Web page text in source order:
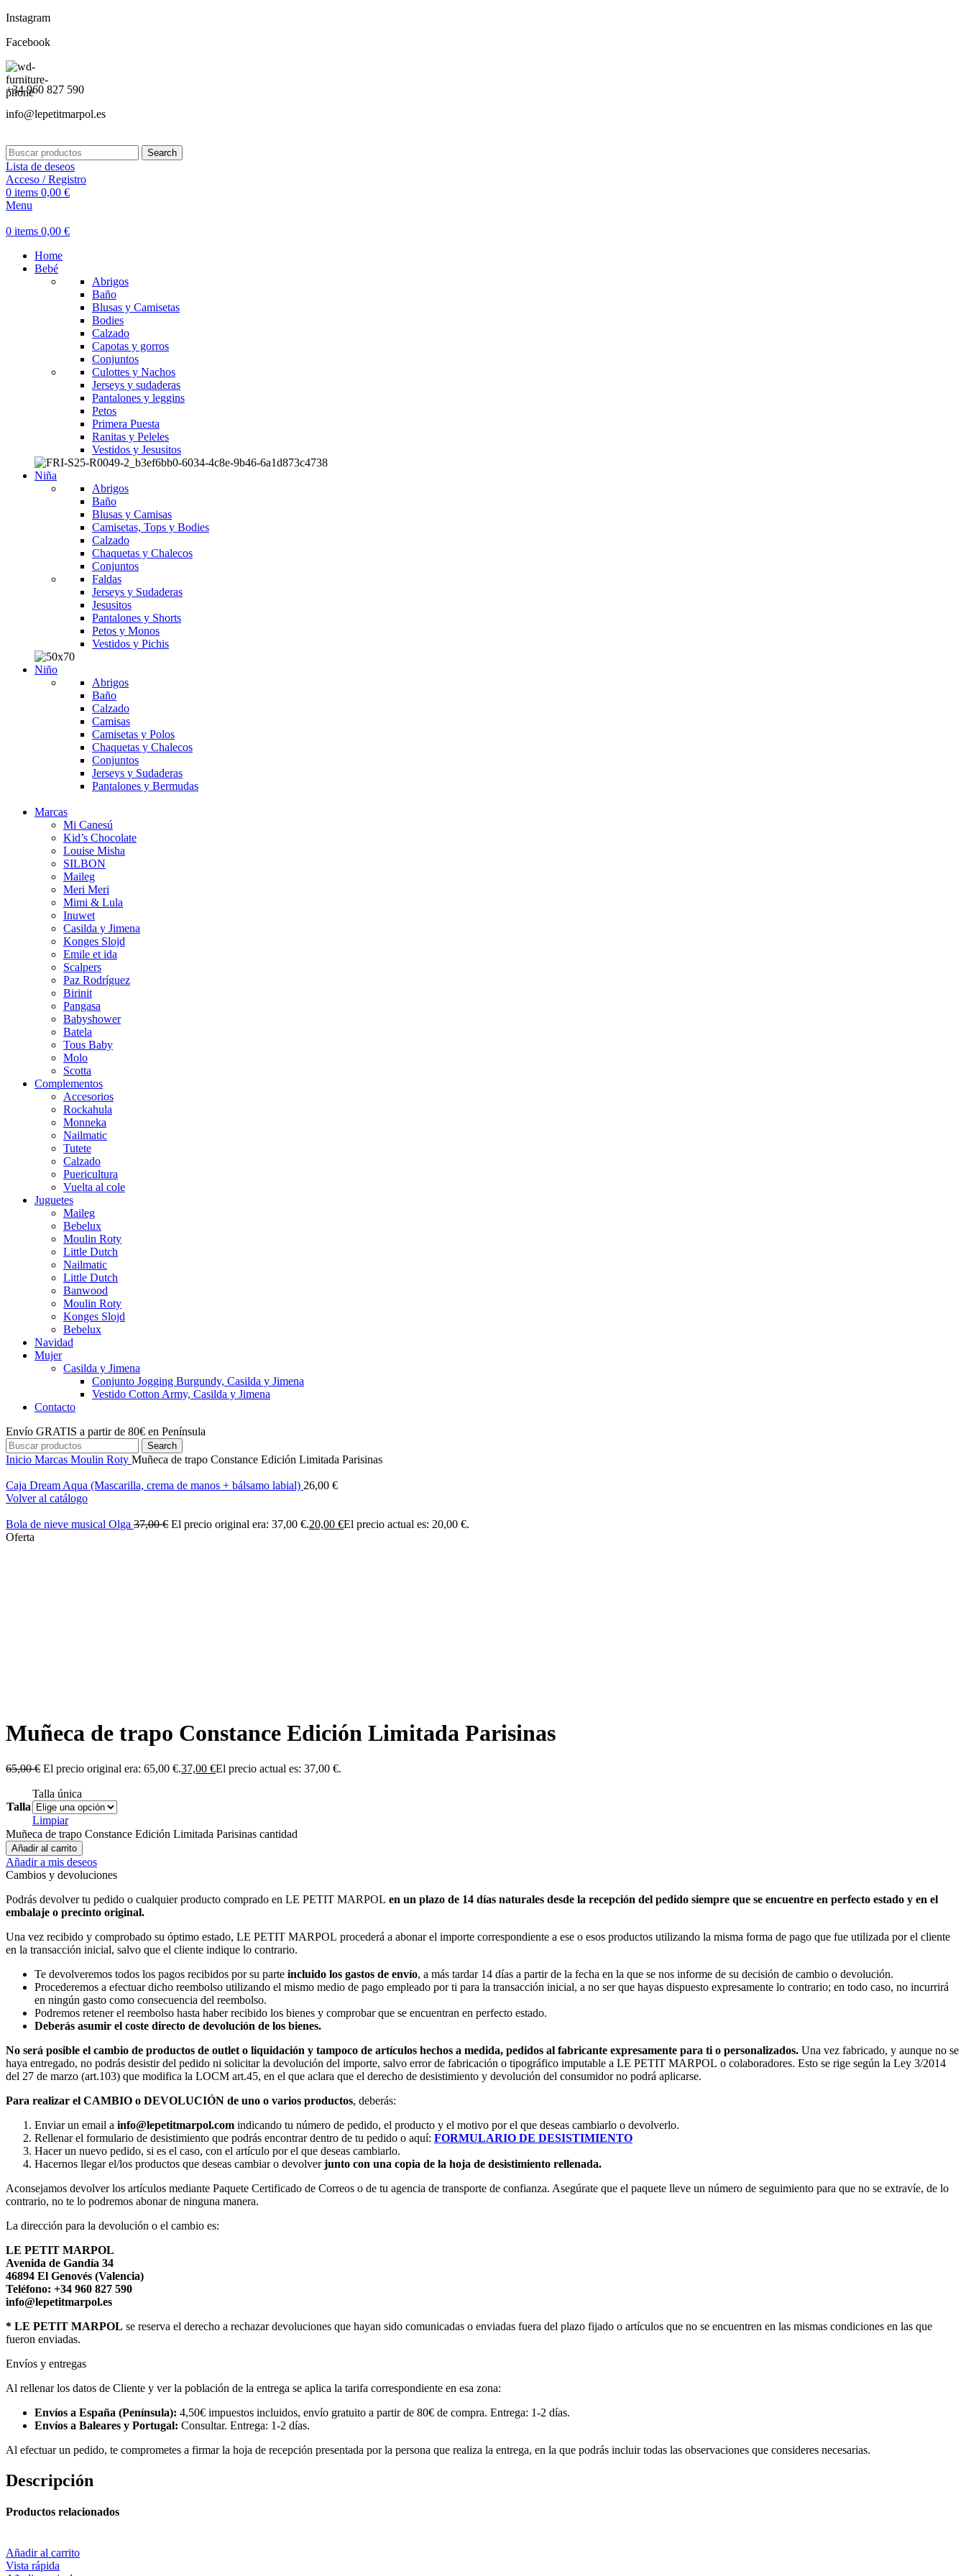
Instagram
Facebook
+34 960 827 590
info@lepetitmarpol.es
Search
Lista de deseos
Acceso / Registro
0 items 0,00 €
Menu
0 items 0,00 €
Home
Bebé
Abrigos
Baño
Blusas y Camisetas
Bodies
Calzado
Capotas y gorros
Conjuntos
Culottes y Nachos
Jerseys y sudaderas
Pantalones y leggins
Petos
Primera Puesta
Ranitas y Peleles
Vestidos y Jesusitos
Niña
Abrigos
Baño
Blusas y Camisas
Camisetas, Tops y Bodies
Calzado
Chaquetas y Chalecos
Conjuntos
Faldas
Jerseys y Sudaderas
Jesusitos
Pantalones y Shorts
Petos y Monos
Vestidos y Pichis
Niño
Abrigos
Baño
Calzado
Camisas
Camisetas y Polos
Chaquetas y Chalecos
Conjuntos
Jerseys y Sudaderas
Pantalones y Bermudas
Marcas
Mi Canesú
Kid’s Chocolate
Louise Misha
SILBON
Maileg
Meri Meri
Mimi & Lula
Inuwet
Casilda y Jimena
Konges Slojd
Emile et ida
Scalpers
Paz Rodríguez
Birinit
Pangasa
Babyshower
Batela
Tous Baby
Molo
Scotta
Complementos
Accesorios
Rockahula
Monneka
Nailmatic
Tutete
Calzado
Puericultura
Vuelta al cole
Juguetes
Maileg
Bebelux
Moulin Roty
Little Dutch
Nailmatic
Little Dutch
Banwood
Moulin Roty
Konges Slojd
Bebelux
Navidad
Mujer
Casilda y Jimena
Conjunto Jogging Burgundy, Casilda y Jimena
Vestido Cotton Army, Casilda y Jimena
Contacto
Envío GRATIS a partir de 80€ en Península
Search
Inicio Marcas Moulin Roty Muñeca de trapo Constance Edición Limitada Parisinas
Caja Dream Aqua (Mascarilla, crema de manos + bálsamo labial) 26,00 €
Volver al catálogo
Bola de nieve musical Olga 37,00€ El precio original era: 37,00 €.20,00 €El precio actual es: 20,00 €.
Oferta
Muñeca de trapo Constance Edición Limitada Parisinas
65,00€ El precio original era: 65,00 €.37,00 €El precio actual es: 37,00 €.
Talla
Talla única
Limpiar
Muñeca de trapo Constance Edición Limitada Parisinas cantidad
Añadir al carrito
Añadir a mis deseos
Cambios y devoluciones
Podrás devolver tu pedido o cualquier producto comprado en LE PETIT MARPOL en un plazo de 14 días naturales desde la recepción del pedido siempre que se encuentre en perfecto estado y en el
embalaje o precinto original.
Una vez recibido y comprobado su óptimo estado, LE PETIT MARPOL procederá a abonar el importe correspondiente a ese o esos productos utilizando la misma forma de pago que fue utilizada por el cliente
en la transacción inicial, salvo que el cliente indique lo contrario.
Te devolveremos todos los pagos recibidos por su parte incluido los gastos de envío, a más tardar 14 días a partir de la fecha en la que se nos informe de su decisión de cambio o devolución.
Procederemos a efectuar dicho reembolso utilizando el mismo medio de pago empleado por ti para la transacción inicial, a no ser que hayas dispuesto expresamente lo contrario; en todo caso, no incurrirá
en ningún gasto como consecuencia del reembolso.
Podremos retener el reembolso hasta haber recibido los bienes y comprobar que se encuentran en perfecto estado.
Deberás asumir el coste directo de devolución de los bienes.
No será posible el cambio de productos de outlet o liquidación y tampoco de artículos hechos a medida, pedidos al fabricante expresamente para ti o personalizados. Una vez fabricado, y aunque no se
haya entregado, no podrás desistir del pedido ni solicitar la devolución del importe, salvo error de fabricación o tipográfico imputable a LE PETIT MARPOL o colaboradores. Esto se rige según la Ley 3/2014
del 27 de marzo (art.103) que modifica la LOCM art.45, en el que aclara que el derecho de desistimiento y devolución del consumidor no podrá aplicarse.
Para realizar el CAMBIO o DEVOLUCIÓN de uno o varios productos, deberás:
Enviar un email a info@lepetitmarpol.com indicando tu número de pedido, el producto y el motivo por el que deseas cambiarlo o devolverlo.
Rellenar el formulario de desistimiento que podrás encontrar dentro de tu pedido o aquí: FORMULARIO DE DESISTIMIENTO
Hacer un nuevo pedido, si es el caso, con el artículo por el que deseas cambiarlo.
Hacernos llegar el/los productos que deseas cambiar o devolverjunto con una copia de la hoja de desistimiento rellenada.
Aconsejamos devolver los artículos mediante Paquete Certificado de Correos o de tu agencia de transporte de confianza. Asegúrate que el paquete lleve un número de seguimiento para que no se extravíe, de lo
contrario, no te lo podremos abonar de ninguna manera.
La dirección para la devolución o el cambio es:
LE PETIT MARPOL
Avenida de Gandía 34
46894 El Genovés (Valencia)
Teléfono: +34 960 827 590
info@lepetitmarpol.es
* LE PETIT MARPOL se reserva el derecho a rechazar devoluciones que hayan sido comunicadas o enviadas fuera del plazo fijado o artículos que no se encuentren en las mismas condiciones en las que
fueron enviadas.
Envíos y entregas
Al rellenar los datos de Cliente y ver la población de la entrega se aplica la tarifa correspondiente en esa zona:
Envíos a España (Península): 4,50€ impuestos incluidos, envío gratuito a partir de 80€ de compra. Entrega: 1-2 días.
Envíos a Baleares y Portugal: Consultar. Entrega: 1-2 días.
Al efectuar un pedido, te comprometes a firmar la hoja de recepción presentada por la persona que realiza la entrega, en la que podrás incluir todas las observaciones que consideres necesarias.
Descripción
Productos relacionados
Añadir al carrito
Vista rápida